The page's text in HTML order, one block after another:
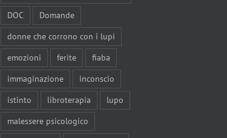
DOC
Domande
donne che corrono con i lupi
emozioni
ferite
fiaba
immaginazione
inconscio
istinto
libroterapia
lupo
malessere psicologico